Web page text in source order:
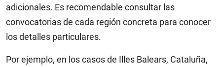
adicionales. Es recomendable consultar las
convocatorias de cada región concreta para conocer
los detalles particulares.
Por ejemplo, en los casos de Illes Balears, Cataluña,